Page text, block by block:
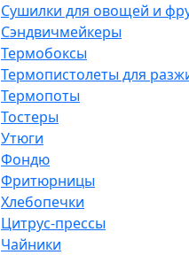
Сушилки для овощей и
Сэндвичмейкеры
Термобоксы
Термопистолеты для
Термопоты
Тостеры
Утюги
Фондю
Фритюрницы
Хлебопечки
Цитрус-прессы
Чайники